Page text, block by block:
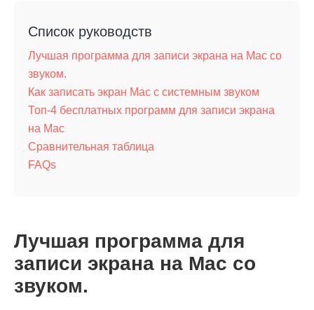
Список руководств
Лучшая программа для записи экрана на Mac со
звуком.
Как записать экран Mac с системным звуком
Топ-4 бесплатных программ для записи экрана
на Mac
Сравнительная таблица
FAQs
Лучшая программа для
записи экрана на Mac со
звуком.